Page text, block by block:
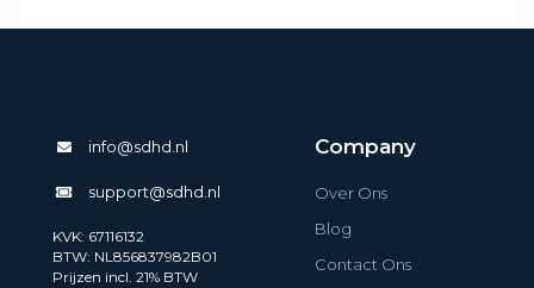
info@sdhd.nl
support@sdhd.nl
KVK: 67116132
BTW: NL856837982B01
Prijzen incl. 21% BTW
Company
Over Ons
Blog
Contact Ons